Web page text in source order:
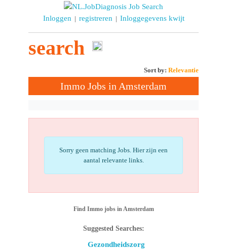
Inloggen | registreren | Inloggegevens kwijt
search
Sort by: Relevantie
Immo Jobs in Amsterdam
Sorry geen matching Jobs. Hier zijn een
aantal relevante links.
Find Immo jobs in Amsterdam
Suggested Searches:
Gezondheidszorg